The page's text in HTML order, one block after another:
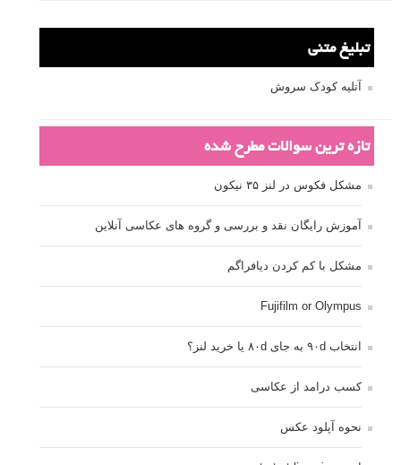
تبلیغ متنی
آتلیه کودک سروش
تازه ترین سوالات مطرح شده
مشکل فکوس در لنز ۳۵ نیکون
آموزش رایگان نقد و بررسی و گروه های عکاسی آنلاین
مشکل با کم کردن دیافراگم
Fujifilm or Olympus
انتخاب ۹۰d به جای ۸۰d یا خرید لنز؟
کسب درامد از عکاسی
نحوه آپلود عکس